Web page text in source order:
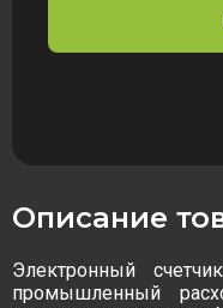
бензина
Описание
Электронный
промышленный